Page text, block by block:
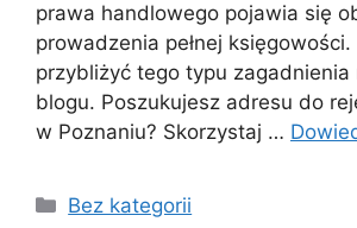
prawa handlowego pojawia się
prowadzenia pełnej
przybliżyć tego typu zagadnienia
blogu. Poszukujesz adresu do
w Poznaniu? Skorzystaj …
Kategorie
Bez kategorii